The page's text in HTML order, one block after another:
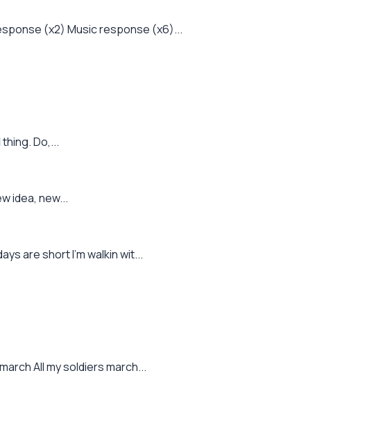
(x2) Music response (x6)...
Do,...
idea, new...
are short I'm walkin wit...
All my soldiers march...